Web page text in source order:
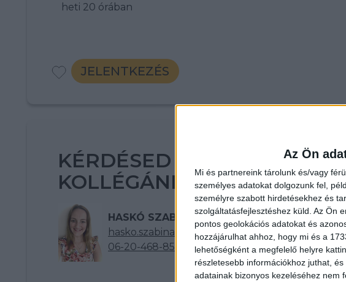
Az Ön
Mi és partnereink tárolunk és/vagy
személyes adatokat dolgozunk fel,
személyre szabott hirdetésekhez és
szolgáltatásfejlesztéshez küld. Az Ön
pontos geolokációs adatokat és
hozzájárulhat ahhoz, hogy mi és a
lehetőségként a megfelelő helyre
részletesebb információkhoz juthat,
adatainak bizonyos kezeléséhez nem
heti 20 órában
JELENTKEZÉS
KÉRDÉSED VAN? KERESD
KOLLÉGÁNKAT!
HASKÓ SZABINA
hasko.szabina@multijob.hu
06-20-468-8523